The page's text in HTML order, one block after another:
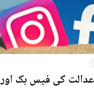
کی فیس بک اور